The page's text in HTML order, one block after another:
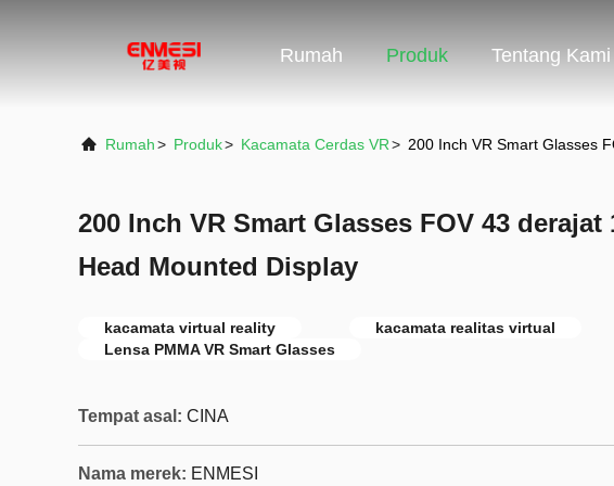
Rumah Produk Tentang Kami
Rumah> Produk> Kacamata Cerdas VR> 200 Inch VR Smart Glasses
200 Inch VR Smart Glasses FOV 43 derajat
Head Mounted Display
kacamata virtual reality
kacamata realitas virtual
Lensa PMMA VR Smart Glasses
Tempat asal: CINA
Nama merek: ENMESI